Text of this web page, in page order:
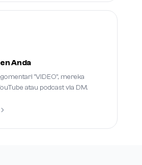
Anda
"VIDEO", mereka
atau podcast via DM.